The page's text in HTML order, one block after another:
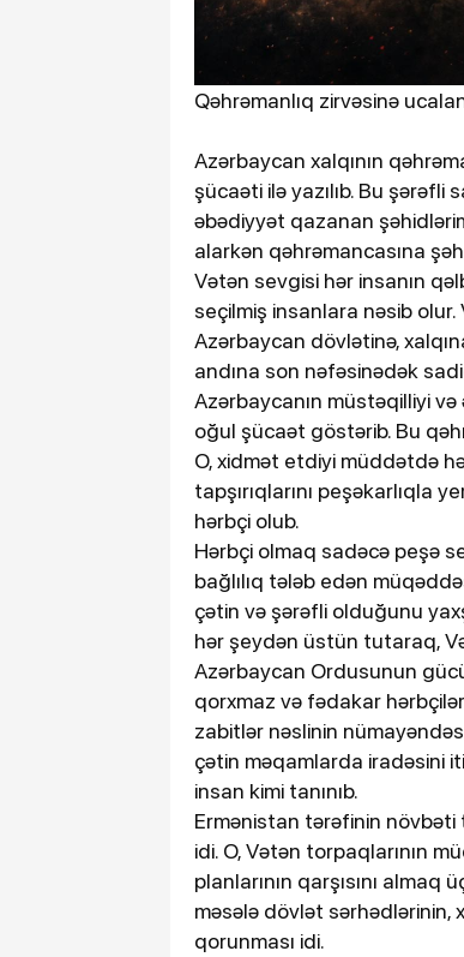
Qəhrəmanlıq zirvəsinə
Azərbaycan xalqının
şücaəti ilə yazılıb. Bu şərəfli
əbədiyyət qazanan
alarkən qəhrəmancasına
Vətən sevgisi hər insanın
seçilmiş insanlara nəsib
Azərbaycan dövlətinə,
andına son nəfəsinədək
Azərbaycanın müstəqilliyi
oğul şücaət göstərib. Bu
O, xidmət etdiyi müddətdə
tapşırıqlarını peşəkarlıqla
hərbçi olub.
Hərbçi olmaq sadəcə peşə
bağlılıq tələb edən
çətin və şərəfli olduğunu
hər şeydən üstün tutaraq,
Azərbaycan Ordusunun
qorxmaz və fədakar
zabitlər nəslinin
çətin məqamlarda iradəsini
insan kimi tanınıb.
Ermənistan tərəfinin növbəti
idi. O, Vətən torpaqlarının
planlarının qarşısını
məsələ dövlət sərhədlərinin,
qorunması idi.